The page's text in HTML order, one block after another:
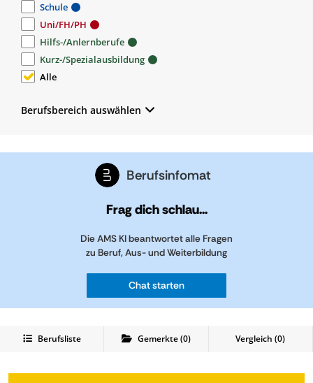
Schule
Uni/FH/PH
Hilfs-/Anlernberufe
Kurz-/Spezialausbildung
Alle
Berufsbereich auswählen
Berufsinfomat
Frag dich schlau...
Die AMS KI beantwortet alle Fragen
zu Beruf, Aus- und Weiterbildung
Chat starten
Berufsliste Gemerkte(0) Vergleich (0)